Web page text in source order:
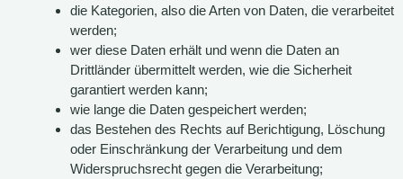
die Kategorien, also die Arten von Daten, die verarbeitet
werden;
wer diese Daten erhält und wenn die Daten an
Drittländer übermittelt werden, wie die Sicherheit
garantiert werden kann;
wie lange die Daten gespeichert werden;
das Bestehen des Rechts auf Berichtigung, Löschung
oder Einschränkung der Verarbeitung und dem
Widerspruchsrecht gegen die Verarbeitung;